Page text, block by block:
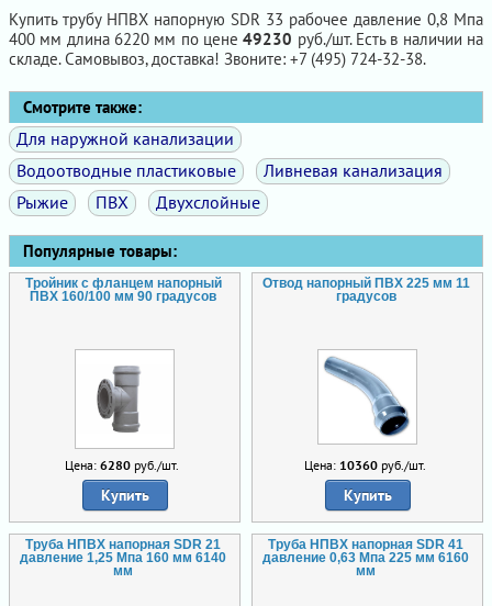
Купить трубу НПВХ напорную SDR 33 рабочее давление 0,8 Мпа
400 мм длина 6220 мм по цене49230 руб./шт. Есть в наличии на
складе. Самовывоз, доставка! Звоните: +7 (495) 724-32-38.
Смотрите также:
Для наружной канализации
Водоотводные пластиковые
Ливневая канализация
Рыжие
ПВХ Двухслойные
Популярные товары:
Тройник с фланцем напорный
ПВХ 160/100 мм 90 градусов
Цена: 6280 руб./шт.
Купить
Отвод напорный ПВХ 225 мм 11
градусов
Цена: 10360руб./шт.
Купить
Труба НПВХ напорная SDR 21
давление 1,25 Мпа 160 мм 6140
мм
Труба НПВХ напорная SDR 41
давление 0,63 Мпа 225 мм 6160
мм